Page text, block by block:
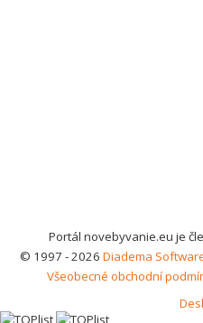
Portál novebyvanie.eu je
© 1997 - 2026 Diadema
Všeobecné obchodní